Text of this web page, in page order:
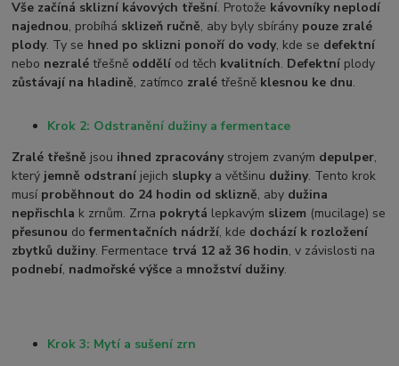
Vše začíná sklizní kávových třešní. Protože kávovníky neplodí
najednou, probíhá sklizeň ručně, aby byly sbírány pouze zralé
plody. Ty se hned po sklizni ponoří do vody, kde se defektní
nebo nezralé třešně oddělí od těch kvalitních. Defektní plody
zůstávají na hladině, zatímco zralé třešně klesnou ke dnu.
Krok 2: Odstranění dužiny a fermentace
Zralé třešně jsou ihned zpracoványstrojem zvaným depulper,
který jemně odstraní jejich slupkya většinu dužiny. Tento krok
musí proběhnout do 24 hodin od sklizně, aby dužina
nepřischla k zrnům. Zrna pokrytá lepkavým slizem (mucilage) se
přesunou dofermentačních nádrží, kde dochází k rozložení
zbytků dužiny. Fermentace trvá 12 až 36 hodin, v závislosti na
podnebí, nadmořské výšce a množství dužiny.
Krok 3: Mytí a sušení zrn